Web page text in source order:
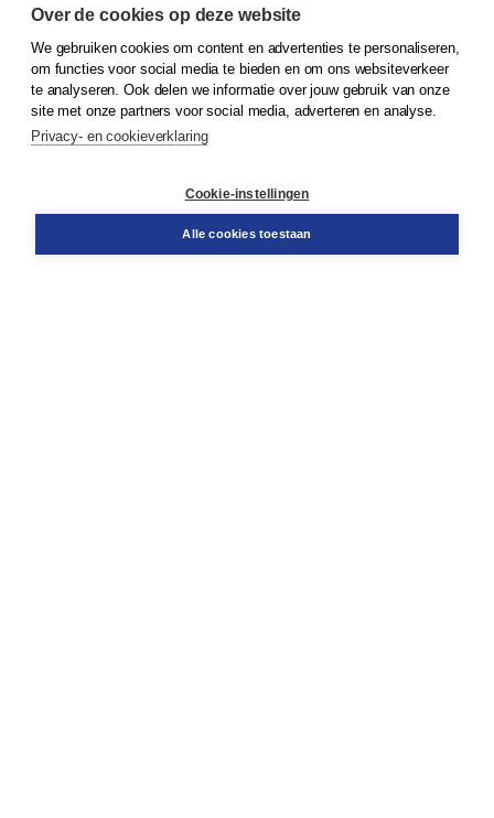
© 2026Koninklijke Boom uitgevers
Klantenservice
Service & informatie
Contact
Over de cookies op deze website
We gebruiken cookies om content en advertenties te personaliseren,
om functies voor social media te bieden en om ons websiteverkeer
te analyseren. Ook delen we informatie over jouw gebruik van onze
site met onze partners voor social media, adverteren en analyse.
Privacy- en cookieverklaring
Cookie-instellingen
Alle cookies toestaan